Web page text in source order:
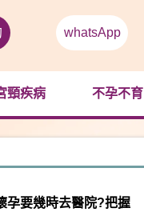
whatsApp
頸疾病 不孕不育
孕要幾時去醫院?把握